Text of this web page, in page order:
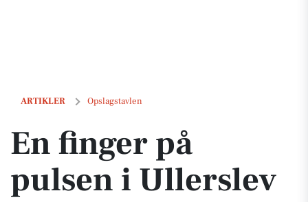
ARTIKLER Opslagstavlen
En finger på pulsen i Ullerslev
En finger på
pulsen i Ullerslev